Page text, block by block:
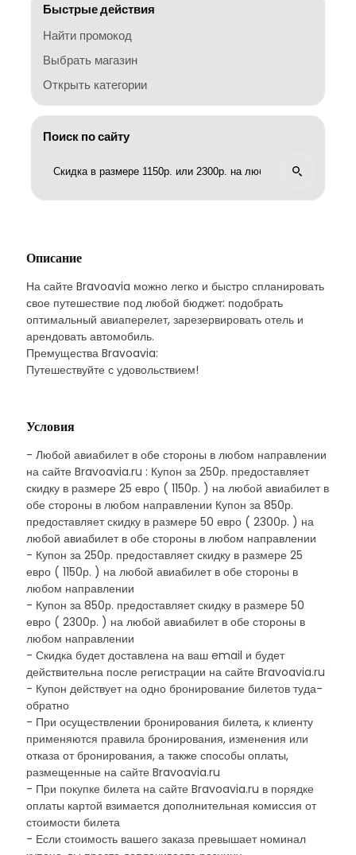
Быстрые действия
Найти промокод
Выбрать магазин
Открыть категории
Поиск по сайту
Описание
На сайте Bravoavia можно легко и быстро спланировать
свое путешествие под любой бюджет: подобрать
оптимальный авиаперелет, зарезервировать отель и
арендовать автомобиль.
Премущества Bravoavia:
Путешествуйте с удовольствием!
Условия
- Любой авиабилет в обе стороны в любом направлении
на сайте Bravoavia.ru : Купон за 250р. предоставляет
скидку в размере 25 евро ( 1150р. ) на любой авиабилет в
обе стороны в любом направлении Купон за 850р.
предоставляет скидку в размере 50 евро ( 2300р. ) на
любой авиабилет в обе стороны в любом направлении
- Купон за 250р. предоставляет скидку в размере 25
евро ( 1150р. ) на любой авиабилет в обе стороны в
любом направлении
- Купон за 850р. предоставляет скидку в размере 50
евро ( 2300р. ) на любой авиабилет в обе стороны в
любом направлении
- Скидка будет доставлена на ваш email и будет
действительна после регистрации на сайте Bravoavia.ru
- Купон действует на одно бронирование билетов туда-
обратно
- При осуществлении бронирования билета, к клиенту
применяются правила бронирования, изменения или
отказа от бронирования, а также способы оплаты,
размещенные на сайте Bravoavia.ru
- При покупке билета на сайте Bravoavia.ru в порядке
оплаты картой взимается дополнительная комиссия от
стоимости билета
- Если стоимость вашего заказа превышает номинал